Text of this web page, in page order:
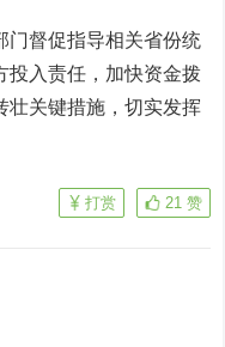
门督促指导相关省份统
投入责任，加快资金拨
壮关键措施，切实发挥
21 赞
打赏